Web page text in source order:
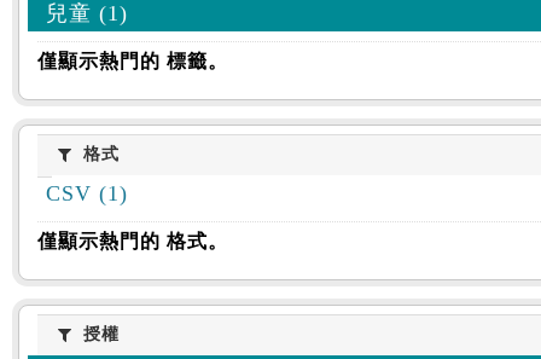
兒童 (1)
僅顯示熱門的 標籤。
格式格式
CSV (1)
僅顯示熱門的 格式。
授權授權